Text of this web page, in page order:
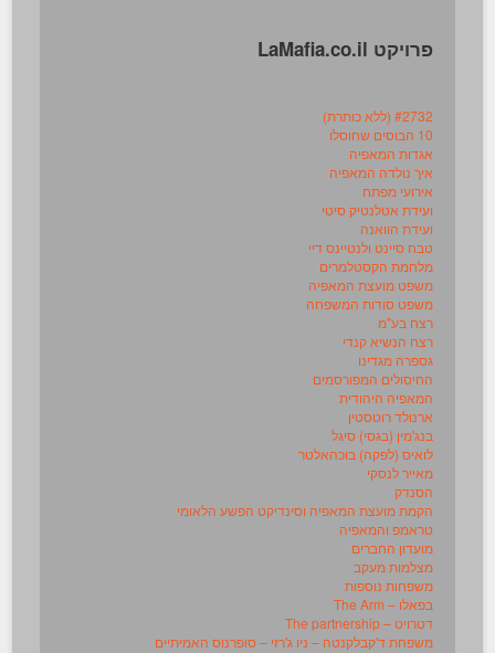
פרויקט LaMafia.co.il
#2732 (ללא כותרת)
10 הבוסים שחוסלו
אגדות המאפיה
איך נולדה המאפיה
אירועי מפתח
ועידת אטלנטיק סיטי
ועידת הוואנה
טבח סיינט ולנטיינס דיי
מלחמת הקסטלמרים
משפט מועצת המאפיה
משפט סודות המשפחה
רצח בע"מ
רצח הנשיא קנדי
גספרה מגדינו
החיסולים המפורסמים
המאפיה היהודית
ארנולד רוטסטין
בנג'מין (בגסי) סיגל
לואיס (לפקה) בוכהאלטר
מאייר לנסקי
הסנדק
הקמת מועצת המאפיה וסינדיקט הפשע הלאומי
טראמפ והמאפיה
מועדון החברים
מצלמות מעקב
משפחות נוספות
בפאלו – The Arm
דטרויט – The partnership
משפחת ד'קבלקנטה – ניו ג'רזי – סופרנוס האמיתיים